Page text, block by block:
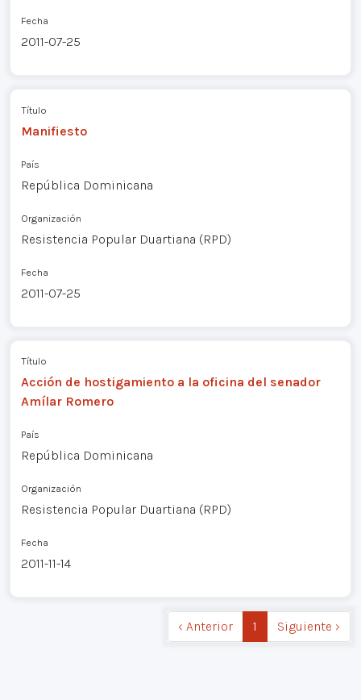
Fecha
2011-07-25
Título
Manifiesto
País
República Dominicana
Organización
Resistencia Popular Duartiana (RPD)
Fecha
2011-07-25
Título
Acción de hostigamiento a la oficina del senador
Amílar Romero
País
República Dominicana
Organización
Resistencia Popular Duartiana (RPD)
Fecha
2011-11-14
‹ Anterior 1 Siguiente ›